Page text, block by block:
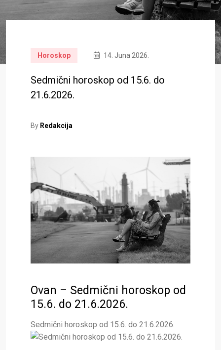
Horoskop 14. Juna 2026.
Sedmični horoskop od 15.6. do
21.6.2026.
By Redakcija
Ovan – Sedmični horoskop od
15.6. do 21.6.2026.
Sedmični horoskop od 15.6. do 21.6.2026.